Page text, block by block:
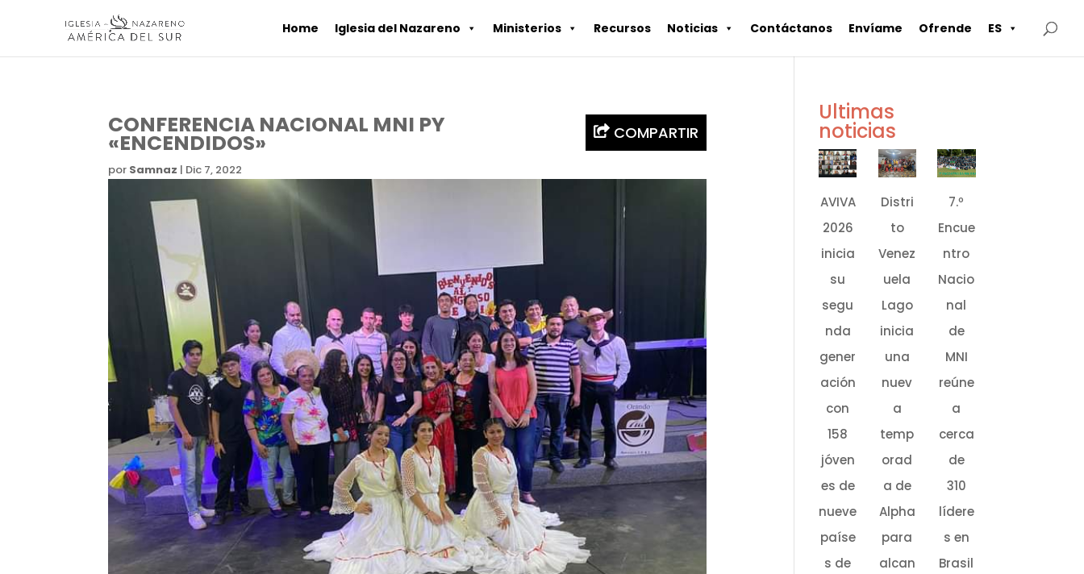
Home Iglesia del Nazareno Ministerios Recursos Noticias Contáctanos Envíame Ofrende ES
COMPARTIR
CONFERENCIA NACIONAL MNI PY
«ENCENDIDOS»
por Samnaz | Dic 7, 2022
Ultimas
noticias
AVIVA
2026
inicia
su
segu
nda
gener
ación
con
158
jóven
es de
nueve
paíse
s de
Distri
to
Venez
uela
Lago
inicia
una
nuev
a
temp
orad
a de
Alpha
para
alcan
7.º
Encue
ntro
Nacio
nal
de
MNI
reúne
a
cerca
de
310
lídere
s en
Brasil